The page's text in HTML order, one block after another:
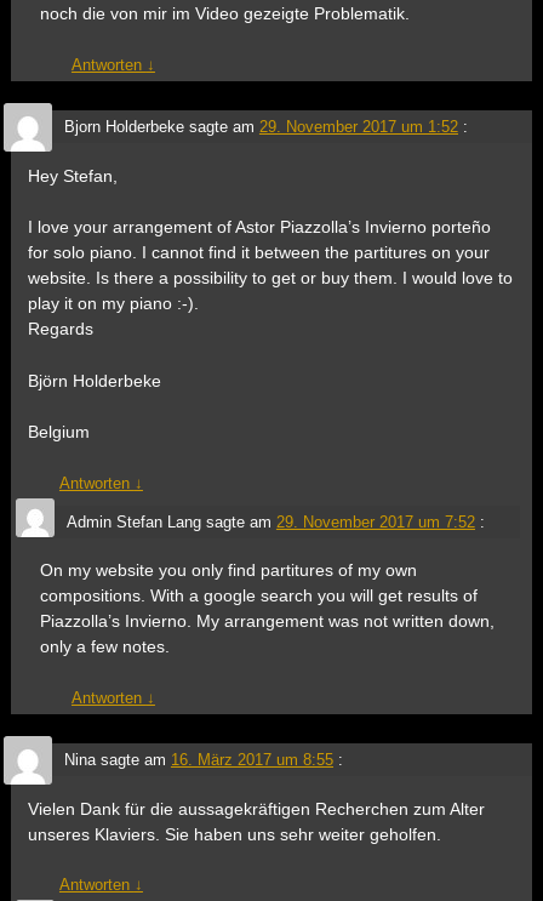
noch die von mir im Video gezeigte Problematik.
Antworten ↓
Bjorn Holderbekesagte am 29. November 2017 um 1:52 :
Hey Stefan,
I love your arrangement of Astor Piazzolla’s Invierno porteño
for solo piano. I cannot find it between the partitures on your
website. Is there a possibility to get or buy them. I would love to
play it on my piano :-).
Regards
Björn Holderbeke
Belgium
Antworten ↓
Admin Stefan Langsagte am 29. November 2017 um 7:52 :
On my website you only find partitures of my own
compositions. With a google search you will get results of
Piazzolla’s Invierno. My arrangement was not written down,
only a few notes.
Antworten ↓
Ninasagte am 16. März 2017 um 8:55 :
Vielen Dank für die aussagekräftigen Recherchen zum Alter
unseres Klaviers. Sie haben uns sehr weiter geholfen.
Antworten ↓